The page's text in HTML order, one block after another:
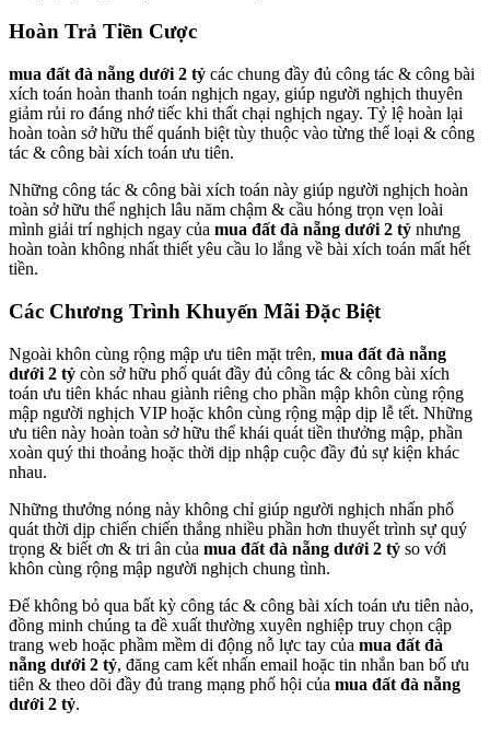
Hoàn Trả Tiền Cược
mua đất đà nẵng dưới 2 tỷ các chung đầy đủ công tác & công bài
xích toán hoàn thanh toán nghịch ngay, giúp người nghịch thuyên
giảm rủi ro đáng nhớ tiếc khi thất chại nghịch ngay. Tỷ lệ hoàn lại
hoàn toàn sở hữu thể quánh biệt tùy thuộc vào từng thể loại & công
tác & công bài xích toán ưu tiên.
Những công tác & công bài xích toán này giúp người nghịch hoàn
toàn sở hữu thể nghịch lâu năm chậm & cầu hóng trọn vẹn loài
mình giải trí nghịch ngay của mua đất đà nẵng dưới 2 tỷ nhưng
hoàn toàn không nhất thiết yêu cầu lo lắng về bài xích toán mất hết
tiền.
Các Chương Trình Khuyến Mãi Đặc Biệt
Ngoài khôn cùng rộng mập ưu tiên mặt trên, mua đất đà nẵng
dưới 2 tỷ còn sở hữu phổ quát đầy đủ công tác & công bài xích
toán ưu tiên khác nhau giành riêng cho phần mập khôn cùng rộng
mập người nghịch VIP hoặc khôn cùng rộng mập dịp lễ tết. Những
ưu tiên này hoàn toàn sở hữu thể khái quát tiền thưởng mập, phần
xoàn quý thi thoảng hoặc thời dịp nhập cuộc đầy đủ sự kiện khác
nhau.
Những thưởng nóng này không chỉ giúp người nghịch nhấn phổ
quát thời dịp chiến chiến thắng nhiều phần hơn thuyết trình sự quý
trọng & biết ơn & tri ân của mua đất đà nẵng dưới 2 tỷ so với
khôn cùng rộng mập người nghịch chung tình.
Để không bỏ qua bất kỳ công tác & công bài xích toán ưu tiên nào,
đồng minh chúng ta đề xuất thường xuyên nghiệp truy chọn cập
trang web hoặc phầm mềm di động nỗ lực tay của mua đất đà
nẵng dưới 2 tỷ, đăng cam kết nhấn email hoặc tin nhắn ban bố ưu
tiên & theo dõi đầy đủ trang mạng phố hội của mua đất đà nẵng
dưới 2 tỷ.